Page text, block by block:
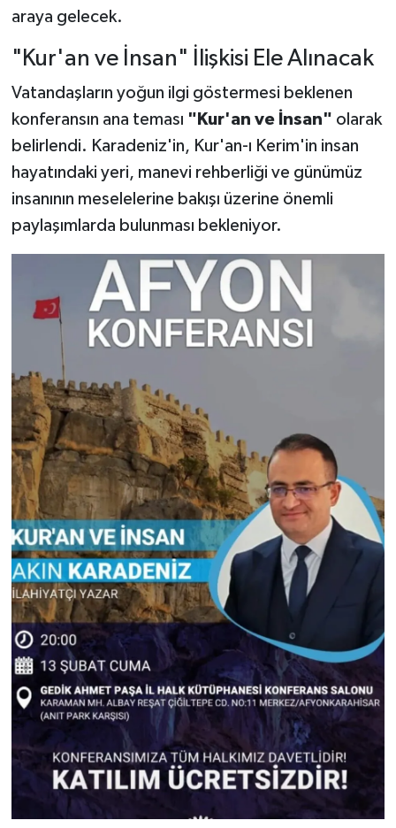
araya gelecek.
"Kur'an ve İnsan" İlişkisi Ele Alınacak
Vatandaşların yoğun ilgi göstermesi beklenen
konferansın ana teması "Kur'an ve İnsan" olarak
belirlendi. Karadeniz'in, Kur'an-ı Kerim'in insan
hayatındaki yeri, manevi rehberliği ve günümüz
insanının meselelerine bakışı üzerine önemli
paylaşımlarda bulunması bekleniyor.